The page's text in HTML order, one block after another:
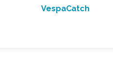
VespaCatch